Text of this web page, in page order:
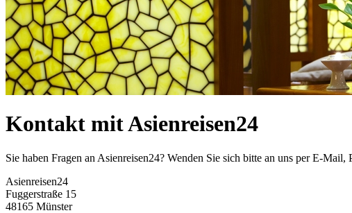
Kontakt mit Asienreisen24
Sie haben Fragen an Asienreisen24? Wenden Sie sich bitte an uns per E-
Asienreisen24
Fuggerstraße 15
48165 Münster